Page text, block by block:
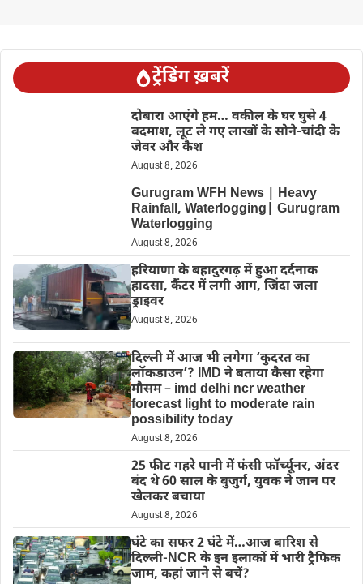
ट्रेंडिंग ख़बरें
दोबारा आएंगे हम… वकील के घर घुसे 4
बदमाश, लूट ले गए लाखों के सोने-चांदी के
जेवर और कैश
August 8, 2026
Gurugram WFH News | Heavy
Rainfall, Waterlogging| Gurugram
Waterlogging
August 8, 2026
हरियाणा के बहादुरगढ़ में हुआ दर्दनाक
हादसा, कैंटर में लगी आग, जिंदा जला
ड्राइवर
August 8, 2026
दिल्‍ली में आज भी लगेगा ‘कुदरत का
लॉकडाउन’? IMD ने बताया कैसा रहेगा
मौसम – imd delhi ncr weather
forecast light to moderate rain
possibility today
August 8, 2026
25 फीट गहरे पानी में फंसी फॉर्च्यूनर, अंदर
बंद थे 60 साल के बुजुर्ग, युवक ने जान पर
खेलकर बचाया
August 8, 2026
घंटे का सफर 2 घंटे में…आज बारिश से
दिल्ली-NCR के इन इलाकों में भारी ट्रैफिक
जाम, कहां जाने से बचें?